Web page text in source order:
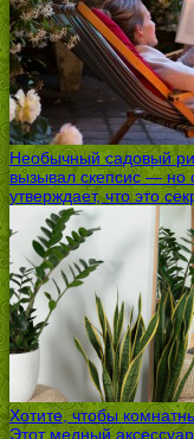
Необычный садовый
вызывал скепсис — но
утверждает, что это
Хотите, чтобы
Этот медный